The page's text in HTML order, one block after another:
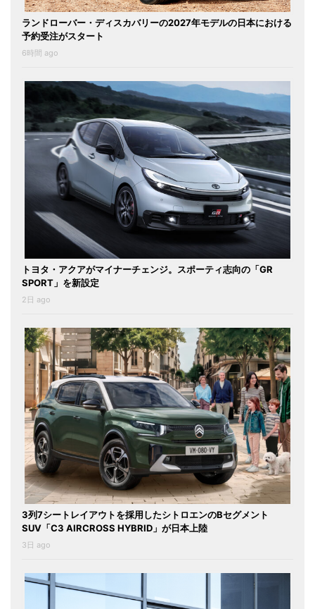
ランドローバー・ディスカバリーの2027年モデルの日本における
予約受注がスタート
6時間 ago
トヨタ・アクアがマイナーチェンジ。スポーティ志向の「GR
SPORT」を新設定
2日 ago
3列7シートレイアウトを採用したシトロエンのBセグメント
SUV「C3 AIRCROSS HYBRID」が日本上陸
3日 ago